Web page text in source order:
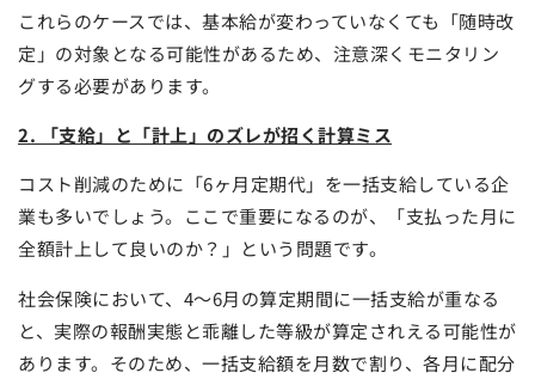
これらのケースでは、基本給が変わっていなくても「随時改
定」の対象となる可能性があるため、注意深くモニタリン
グする必要があります。
2. 「支給」と「計上」のズレが招く計算ミス
コスト削減のために「6ヶ月定期代」を一括支給している企
業も多いでしょう。ここで重要になるのが、「支払った月に
全額計上して良いのか？」という問題です。
社会保険において、4〜6月の算定期間に一括支給が重なる
と、実際の報酬実態と乖離した等級が算定されえる可能性が
あります。そのため、一括支給額を月数で割り、各月に配分